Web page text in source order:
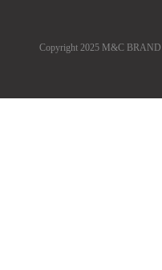
Copyright 2025 M&C